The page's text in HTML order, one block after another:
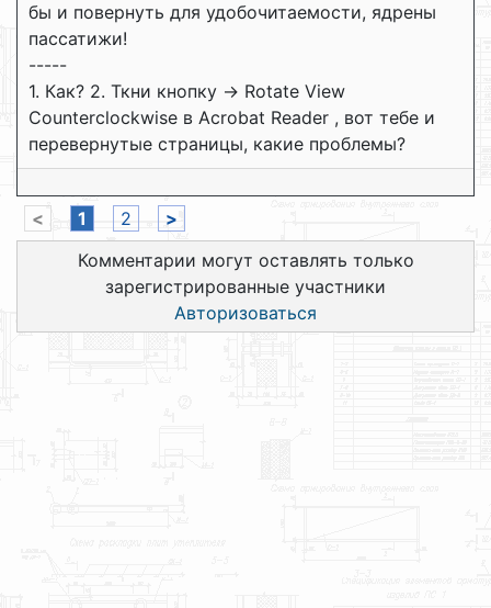
бы и повернуть для удобочитаемости, ядрены
пассатижи!
-----
1. Как? 2. Ткни кнопку -> Rotate View
Counterclockwise в Acrobat Reader , вот тебе и
перевернутые страницы, какие проблемы?
< 1 2
>
Комментарии могут оставлять только
зарегистрированные участники
Авторизоваться